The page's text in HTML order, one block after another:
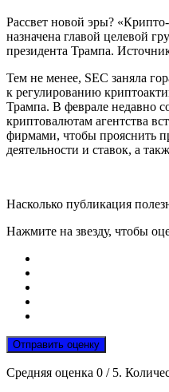
Рассвет новой эры?
назначена главой целевой
президента Трампа.
Тем не менее, SEC заняла
к регулированию
Трампа. В феврале недавно
криптовалютам агентства
фирмами, чтобы прояснить
деятельности и ставок, а
Насколько публикация
Нажмите на звезду, чтобы
Отправить оценку
Средняя оценка 0 / 5.